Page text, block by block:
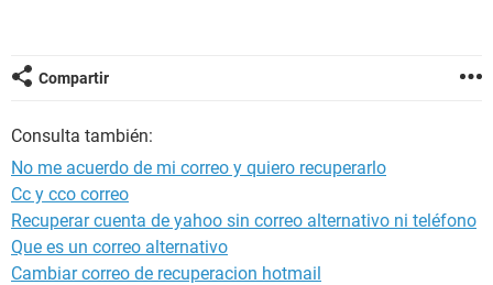
Compartir
Consulta también:
No me acuerdo de mi correo y quiero recuperarlo
Cc y cco correo
Recuperar cuenta de yahoo sin correo alternativo ni teléfono
Que es un correo alternativo
Cambiar correo de recuperacion hotmail